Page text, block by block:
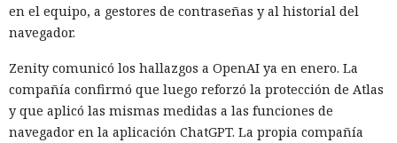
en el equipo, a gestores de contraseñas y al historial del
navegador.
Zenity comunicó los hallazgos a OpenAI ya en enero. La
compañía confirmó que luego reforzó la protección de Atlas
y que aplicó las mismas medidas a las funciones de
navegador en la aplicación ChatGPT. La propia compañía